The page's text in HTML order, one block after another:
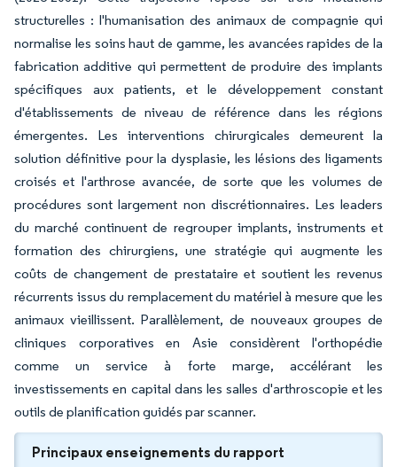
structurelles : l'humanisation des animaux de compagnie qui
normalise les soins haut de gamme, les avancées rapides de la
fabrication additive qui permettent de produire des implants
spécifiques aux patients, et le développement constant
d'établissements de niveau de référence dans les régions
émergentes. Les interventions chirurgicales demeurent la
solution définitive pour la dysplasie, les lésions des ligaments
croisés et l'arthrose avancée, de sorte que les volumes de
procédures sont largement non discrétionnaires. Les leaders
du marché continuent de regrouper implants, instruments et
formation des chirurgiens, une stratégie qui augmente les
coûts de changement de prestataire et soutient les revenus
récurrents issus du remplacement du matériel à mesure que les
animaux vieillissent. Parallèlement, de nouveaux groupes de
cliniques corporatives en Asie considèrent l'orthopédie
comme un service à forte marge, accélérant les
investissements en capital dans les salles d'arthroscopie et les
outils de planification guidés par scanner.
Principaux enseignements du rapport